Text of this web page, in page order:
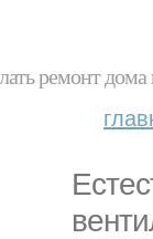
ремонт